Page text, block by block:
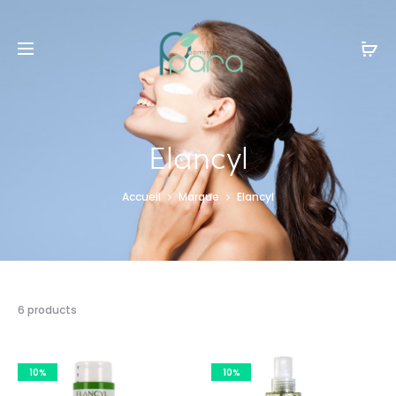
Elancyl
Accueil Marque Elancyl
6 products
10% 10%